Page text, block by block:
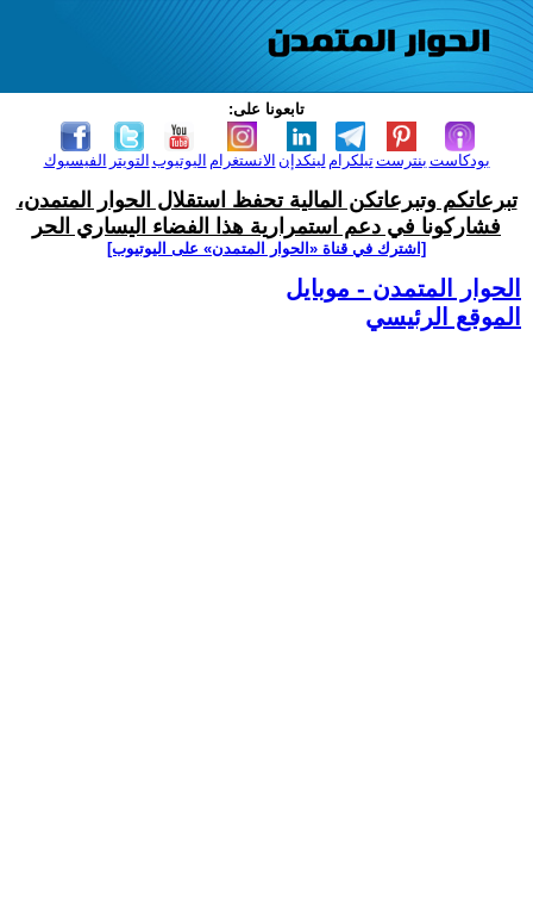
تابعونا على:
الفيسبوك التويتر اليوتيوب الانستغرام لينكدإن تيلكرامبنترست بودكاست
تبرعاتكم وتبرعاتكن المالية تحفظ استقلال الحوار المتمدن،
فشاركونا في دعم استمرارية هذا الفضاء اليساري الحر
[اشترك في قناة ‫«الحوار المتمدن» على اليوتيوب]
الحوار المتمدن - موبايل
الموقع الرئيسي